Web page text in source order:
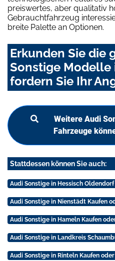
preiswertes, aber qualitativ
Gebrauchtfahrzeug
breite Palette an Optionen.
Erkunden Sie die
Sonstige
fordern Sie Ihr
Weitere Audi
Fahrzeuge
Stattdessen können Sie auch:
Audi Sonstige in Hessisch
Audi Sonstige in Nienstädt Kaufen
Audi Sonstige in Hameln Kaufen
Audi Sonstige in Landkreis
Audi Sonstige in Rinteln Kaufen